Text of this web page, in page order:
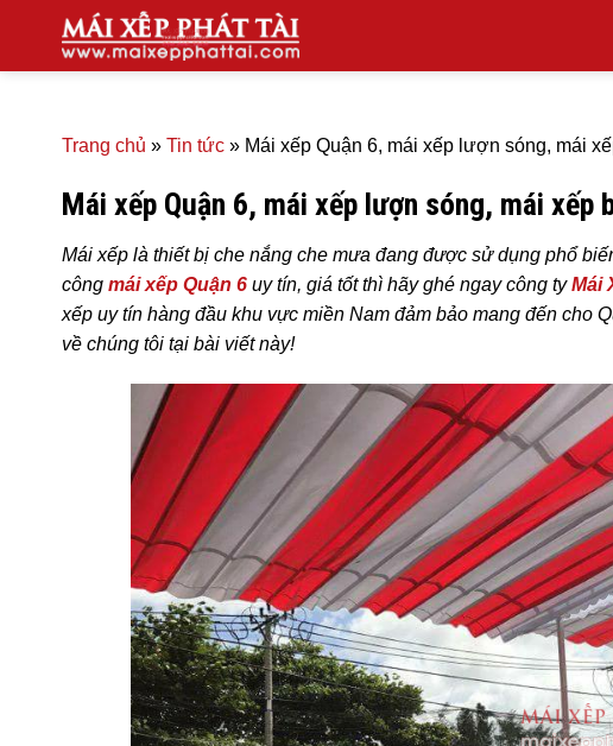
content
Trang chủ » Tin tức » Mái xếp Quận 6, mái xếp lượn sóng, mái
Mái xếp Quận 6, mái xếp lượn sóng, mái xếp
Mái xếp là thiết bị che nắng che mưa đang được sử dụng phổ
công mái xếp Quận 6 uy tín, giá tốt thì hãy ghé ngay công tyMái
xếp uy tín hàng đầu khu vực miền Nam đảm bảo mang đến cho
về chúng tôi tại bài viết này!